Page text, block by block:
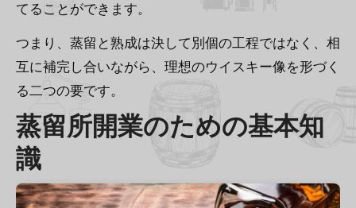
てることができます。
つまり、蒸留と熟成は決して別個の工程ではなく、相
互に補完し合いながら、理想のウイスキー像を形づく
る二つの要です。
蒸留所開業のための基本知
識